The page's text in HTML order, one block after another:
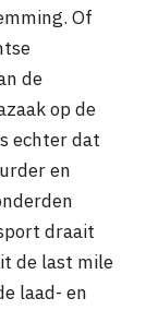
Of
de
op de
echter dat
en
draait
de last mile
laad- en